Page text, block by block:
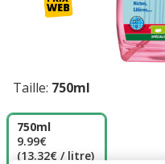
Taille: 750ml
750ml
9.99€
(13.32€ / litre)